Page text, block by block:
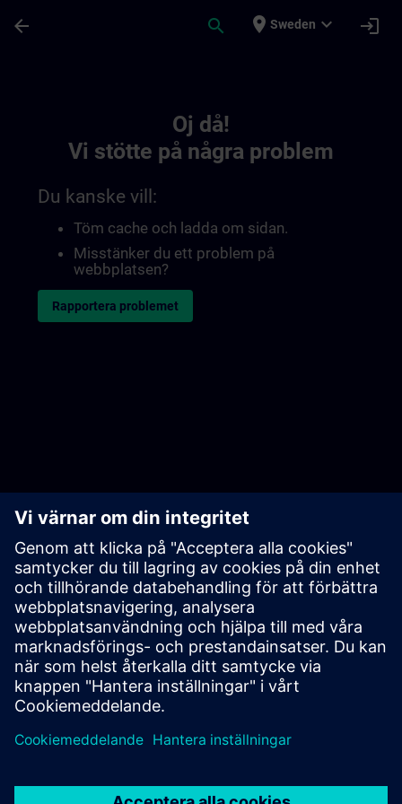
arrow_back search place Sweden expand_more login
Oj då!
Vi stötte på några problem
Du kanske vill:
Töm cache och ladda om sidan.
Misstänker du ett problem på
webbplatsen?
Rapportera problemet